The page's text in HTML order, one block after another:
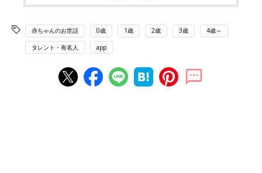
赤ちゃんのお世話 0歳 1歳 2歳 3歳 4歳～
タレント・有名人 app